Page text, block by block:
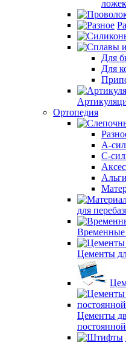
ложек
Для
Для
Ортопедия
А-
С-
для
Временные
Цементы
Цементы